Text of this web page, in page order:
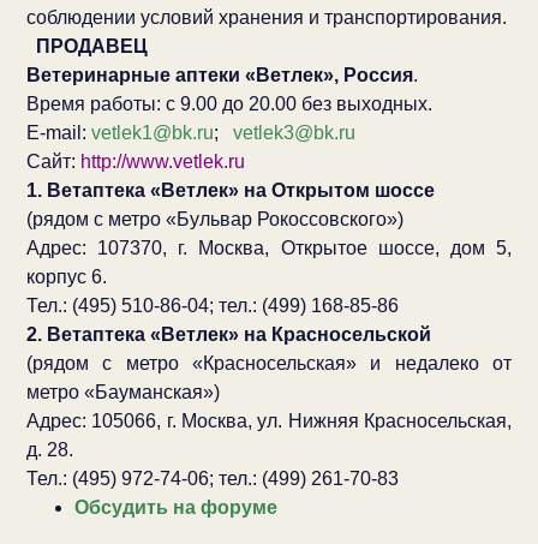
соблюдении условий хранения и транспортирования.
ПРОДАВЕЦ
Ветеринарные аптеки «Ветлек», Россия.
Время работы: с 9.00 до 20.00 без выходных.
E-mail: vetlek1@bk.ru; vetlek3@bk.ru
Сайт: http://www.vetlek.ru
1. Ветаптека «Ветлек» на Открытом шоссе
(рядом с метро «Бульвар Рокоссовского»)
Адрес: 107370, г. Москва, Открытое шоссе, дом 5,
корпус 6.
Тел.: (495) 510-86-04; тел.: (499) 168-85-86
2. Ветаптека «Ветлек» на Красносельской
(рядом с метро «Красносельская» и недалеко от
метро «Бауманская»)
Адрес: 105066, г. Москва, ул. Нижняя Красносельская,
д. 28.
Тел.: (495) 972-74-06; тел.: (499) 261-70-83
Обсудить на форуме